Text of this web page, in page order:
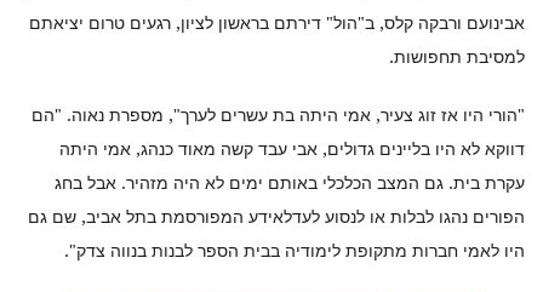
אבינועם ורבקה קלס, ב"הול" דירתם בראשון לציון, רגעים טרום יציאתם
למסיבת תחפושות.
"הורי היו אז זוג צעיר, אמי היתה בת עשרים לערך", מספרת נאוה. "הם
דווקא לא היו בליינים גדולים, אבי עבד קשה מאוד כנהג, אמי היתה
עקרת בית. גם המצב הכלכלי באותם ימים לא היה מזהיר. אבל בחג
הפורים נהגו לבלות או לנסוע לעדלאידע המפורסמת בתל אביב, שם גם
היו לאמי חברות מתקופת לימודיה בבית הספר לבנות בנווה צדק".